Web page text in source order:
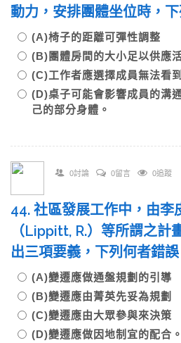
動力，安排團體坐位時，
(A)椅子的距離可彈性調整
(B)團體房間的大小足以供應
(C)工作者應選擇成員無法看
(D)桌子可能會影響成員的溝
己的部分身體。
0討論 0留言 0追蹤
44. 社區發展工作中，由李
（Lippitt, R.）等所謂之計
出三項要義，下列何者錯誤
(A)變遷應做通盤規劃的引導
(B)變遷應由菁英先妥為規劃
(C)變遷應由大眾參與來決策
(D)變遷應做因地制宜的配合。